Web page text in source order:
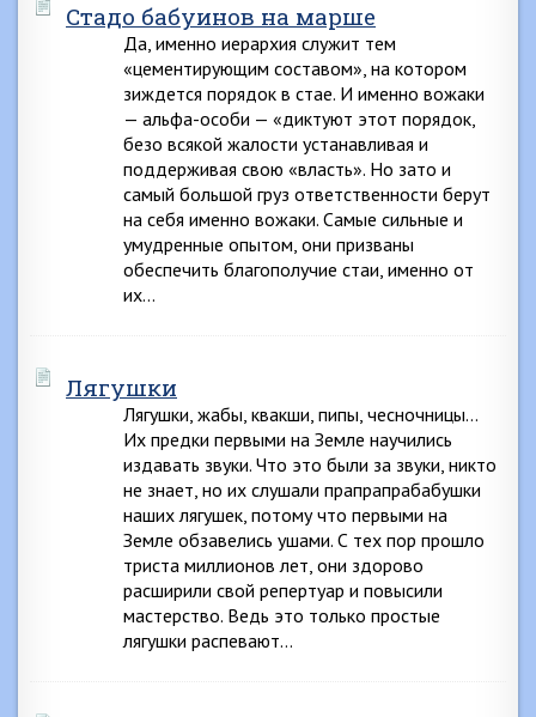
Стадо бабуинов на марше
Да, именно иерархия служит тем
«цементирующим составом», на котором
зиждется порядок в стае. И именно вожаки
— альфа-особи — «диктуют этот порядок,
безо всякой жалости устанавливая и
поддерживая свою «власть». Но зато и
самый большой груз ответственности берут
на себя именно вожаки. Самые сильные и
умудренные опытом, они призваны
обеспечить благополучие стаи, именно от
их…
Лягушки
Лягушки, жабы, квакши, пипы, чесночницы…
Их предки первыми на Земле научились
издавать звуки. Что это были за звуки, никто
не знает, но их слушали прапрапрабабушки
наших лягушек, потому что первыми на
Земле обзавелись ушами. С тех пор прошло
триста миллионов лет, они здорово
расширили свой репертуар и повысили
мастерство. Ведь это только простые
лягушки распевают…